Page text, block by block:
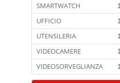
SMARTWATCH
UFFICIO
UTENSILERIA
VIDEOCAMERE
VIDEOSORVEGLIANZA